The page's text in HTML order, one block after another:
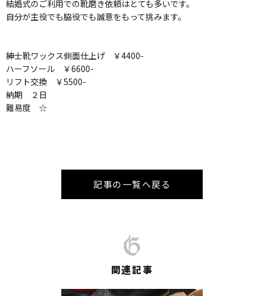
結婚式のご利用での靴磨き依頼はとても多いです。
自分が主役でも脇役でも誠意をもって挑みます。
紳士靴ワックス側面仕上げ ￥4400-
ハーフソール ￥6600-
リフト交換 ￥5500-
納期 ２日
難易度 ☆
記事の一覧へ戻る
関連記事